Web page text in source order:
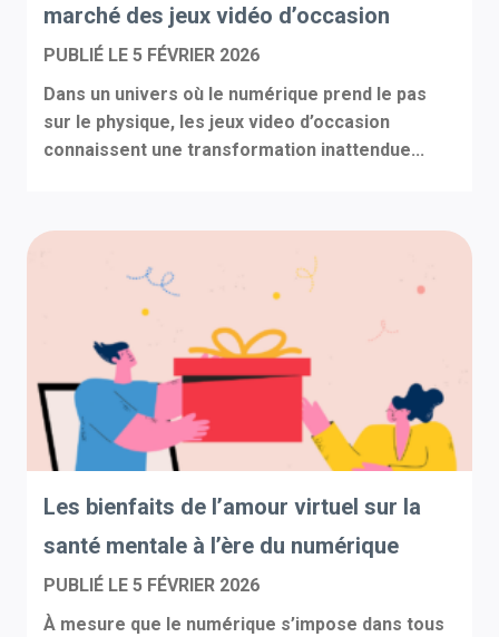
marché des jeux vidéo d’occasion
PUBLIÉ LE 5 FÉVRIER 2026
Dans un univers où le numérique prend le pas
sur le physique, les jeux video d’occasion
connaissent une transformation inattendue...
Les bienfaits de l’amour virtuel sur la
santé mentale à l’ère du numérique
PUBLIÉ LE 5 FÉVRIER 2026
À mesure que le numérique s’impose dans tous